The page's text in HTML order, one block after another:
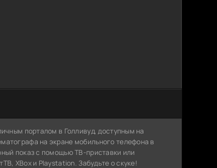
порталом в Голливуд, доступным на
на экране мобильного телефона в
показ с помощью ТВ-приставки или
XBox и Playstation. Забудьте о скуке!